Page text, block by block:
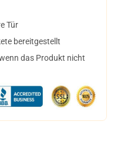
Tür
bereitgestellt
das Produkt nicht